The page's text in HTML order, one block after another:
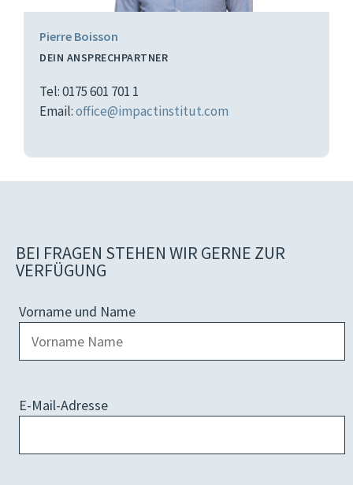
Pierre Boisson
DEIN ANSPRECHPARTNER
Tel: 0175 601 701 1
Email:office@impactinstitut.com
BEI FRAGEN STEHEN WIR GERNE ZUR
VERFÜGUNG
Vorname und Name
E-Mail-Adresse